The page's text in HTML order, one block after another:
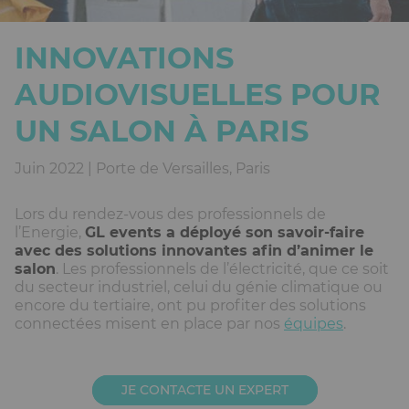
INNOVATIONS
AUDIOVISUELLES POUR
UN SALON À PARIS
Juin 2022 | Porte de Versailles, Paris
Lors du rendez-vous des professionnels de
l’Energie, GL events a déployé son savoir-faire
avec des solutions innovantes afin d’animer le
salon. Les professionnels de l’électricité, que ce soit
du secteur industriel, celui du génie climatique ou
encore du tertiaire, ont pu profiter des solutions
connectées misent en place par nos équipes.
JE CONTACTE UN EXPERT